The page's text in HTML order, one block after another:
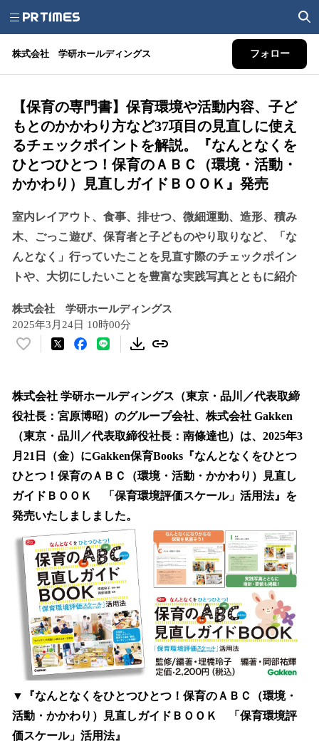
株式会社 学研ホールディングス フォロー
【保育の専門書】保育環境や活動内容、子ど
もとのかかわり方など37項目の見直しに使え
るチェックポイントを解説。『なんとなくを
ひとつひとつ！保育のＡＢＣ（環境・活動・
かかわり）見直しガイドＢＯＯＫ』発売
室内レイアウト、食事、排せつ、微細運動、造形、積み
木、ごっこ遊び、保育者と子どものやり取りなど、「な
んとなく」行っていたことを見直す際のチェックポイン
トや、大切にしたいことを豊富な実践写真とともに紹介
株式会社 学研ホールディングス
2025年3月24日 10時00分
い
！
数
を
読
み
込
み
中
で
株式会社 学研ホールディングス（東京・品川／代表取締
役社長：宮原博昭）のグループ会社、株式会社 Gakken
（東京・品川／代表取締役社長：南條達也）は、2025年3
月21日（金）にGakken保育Books『なんとなくをひとつ
ひとつ！保育のＡＢＣ（環境・活動・かかわり）見直し
ガイドＢＯＯＫ 「保育環境評価スケール」活用法』を
発売いたしましました。
▼『なんとなくをひとつひとつ！保育のＡＢＣ（環境・
活動・かかわり）見直しガイドＢＯＯＫ 「保育環境評
価スケール」活用法』